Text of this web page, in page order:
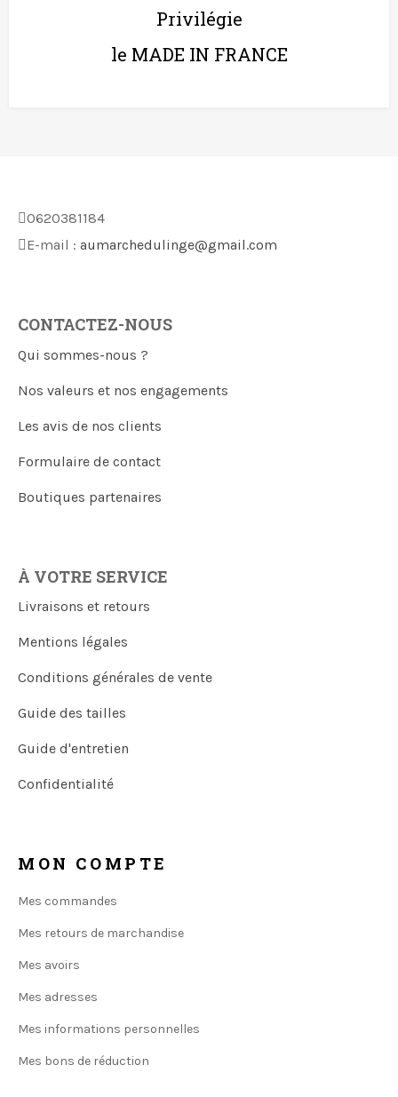
Privilégie
le MADE IN FRANCE
0620381184
E-mail : aumarchedulinge@gmail.com
CONTACTEZ-NOUS
Qui sommes-nous ?
Nos valeurs et nos engagements
Les avis de nos clients
Formulaire de contact
Boutiques partenaires
À VOTRE SERVICE
Livraisons et retours
Mentions légales
Conditions générales de vente
Guide des tailles
Guide d'entretien
Confidentialité
MON COMPTE
Mes commandes
Mes retours de marchandise
Mes avoirs
Mes adresses
Mes informations personnelles
Mes bons de réduction